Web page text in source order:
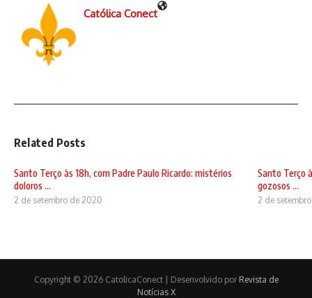
Católica Conect
Related Posts
Santo Terço às 18h, com Padre Paulo Ricardo: mistérios
doloros ...
2 de setembro de 2020
Santo Terço
gozosos ...
2 de
Copyright © 2026 CatolicaConect | Desenvolvido por Revista de
Notícias X